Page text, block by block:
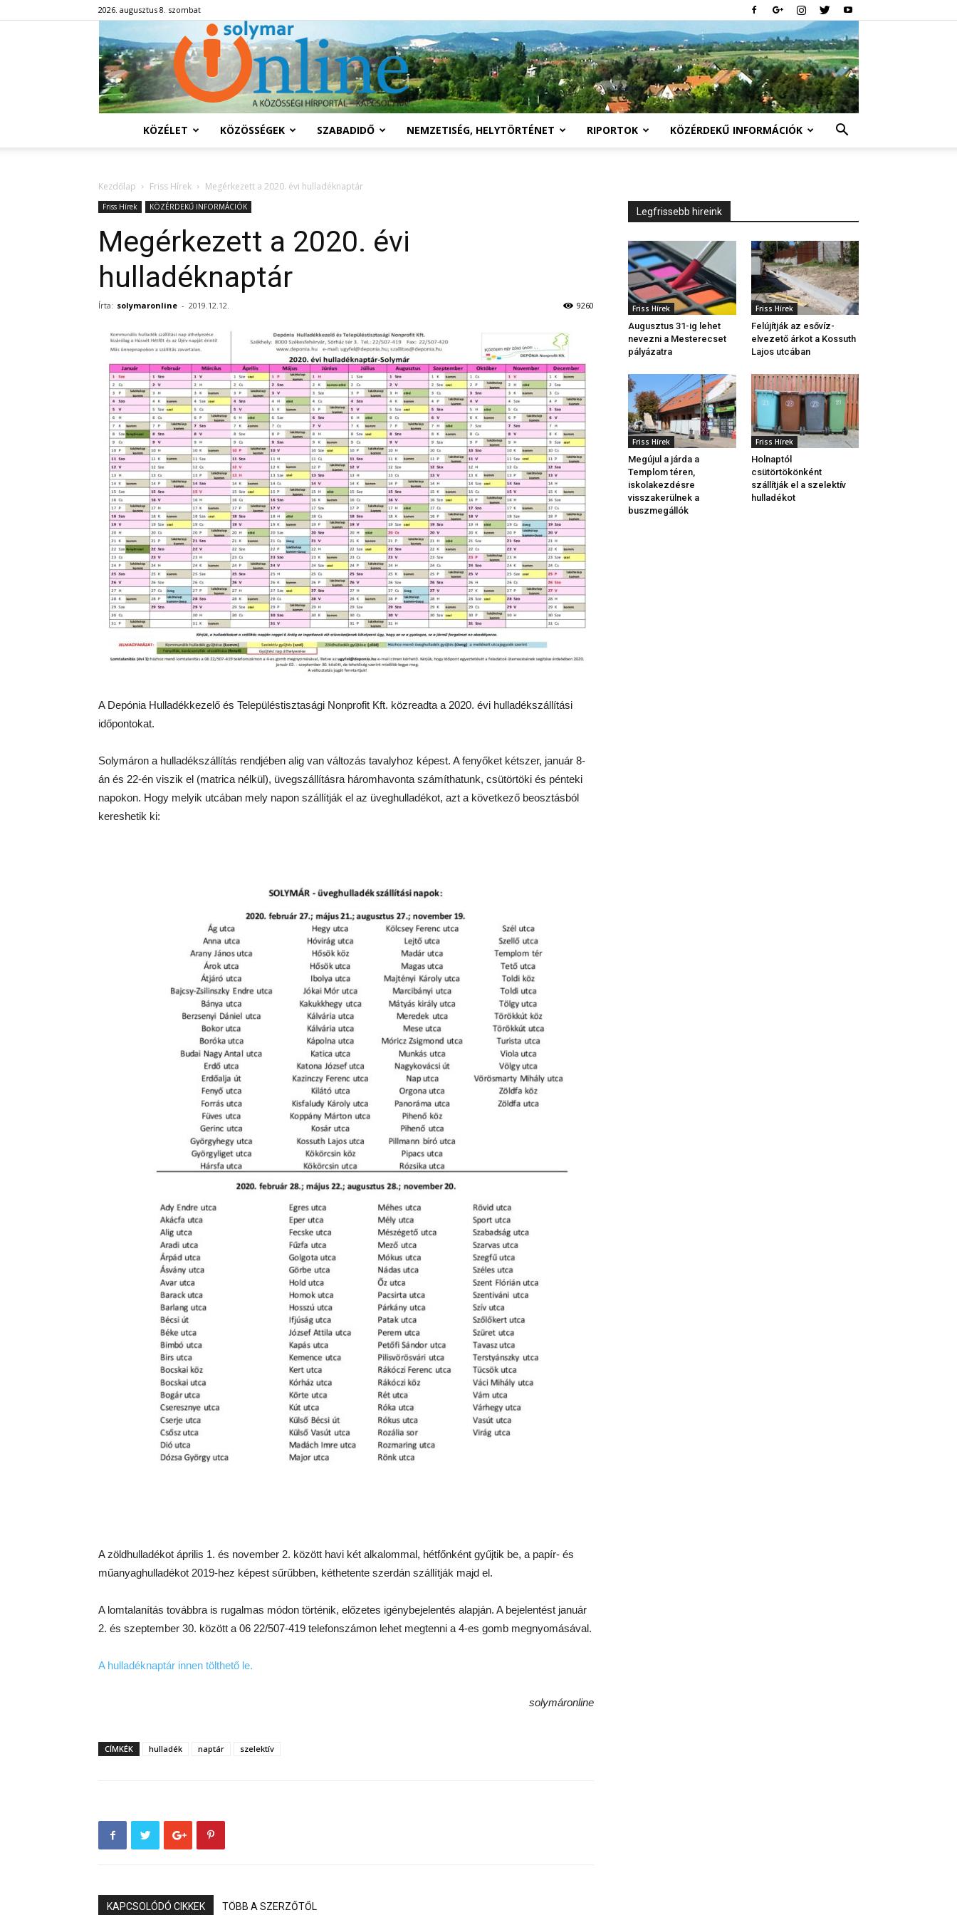
2026. augusztus 8. szombat
Solymár
KÖZÉLET KÖZÖSSÉGEK SZABADIDŐ NEMZETISÉG, HELYTÖRTÉNET RIPORTOK KÖZÉRDEKŰ INFORMÁCIÓK
Kezdőlap Friss Hírek Megérkezett a 2020. évi hulladéknaptár
Friss Hírek KÖZÉRDEKŰ INFORMÁCIÓK
Megérkezett a 2020. évi
hulladéknaptár
Írta: solymaronline - 2019.12.12. 9260
A Depónia Hulladékkezelő és Településtisztasági Nonprofit Kft. közreadta a 2020. évi hulladékszállítási
időpontokat.
Solymáron a hulladékszállítás rendjében alig van változás tavalyhoz képest. A fenyőket kétszer, január 8-
án és 22-én viszik el (matrica nélkül), üvegszállításra háromhavonta számíthatunk, csütörtöki és pénteki
napokon. Hogy melyik utcában mely napon szállítják el az üveghulladékot, azt a következő beosztásból
kereshetik ki:
A zöldhulladékot április 1. és november 2. között havi két alkalommal, hétfőnként gyűjtik be, a papír- és
műanyaghulladékot 2019-hez képest sűrűbben, kéthetente szerdán szállítják majd el.
A lomtalanítás továbbra is rugalmas módon történik, előzetes igénybejelentés alapján. A bejelentést január
2. és szeptember 30. között a 06 22/507-419 telefonszámon lehet megtenni a 4-es gomb megnyomásával.
A hulladéknaptár innen tölthető le.
solymáronline
CÍMKÉK hulladék naptár szelektív
KAPCSOLÓDÓ CIKKEK TÖBB A SZERZŐTŐL
Legfrissebb hireink
Friss Hírek
Augusztus 31-ig lehet
nevezni a Mesterecset
pályázatra
Friss Hírek
Felújítják az esővíz-
elvezető árkot a Kossuth
Lajos utcában
Friss Hírek
Megújul a járda a
Templom téren,
iskolakezdésre
visszakerülnek a
buszmegállók
Friss Hírek
Holnaptól
csütörtökönként
szállítják el a szelektív
hulladékot